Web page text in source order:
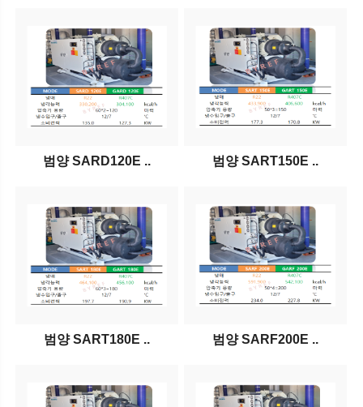
범양 SARD120E .. 범양 SART150E ..
범양 SART180E .. 범양 SARF200E ..